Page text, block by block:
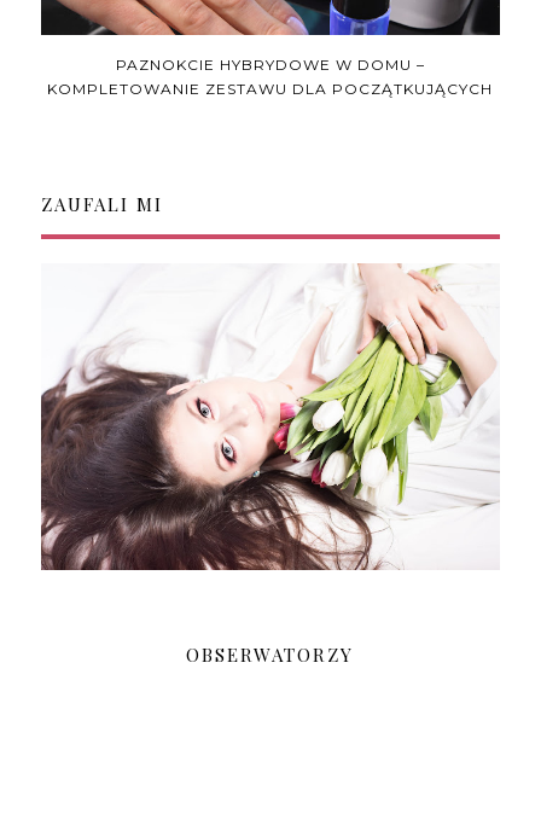
PAZNOKCIE HYBRYDOWE W DOMU –
KOMPLETOWANIE ZESTAWU DLA POCZĄTKUJĄCYCH
ZAUFALI MI
OBSERWATORZY